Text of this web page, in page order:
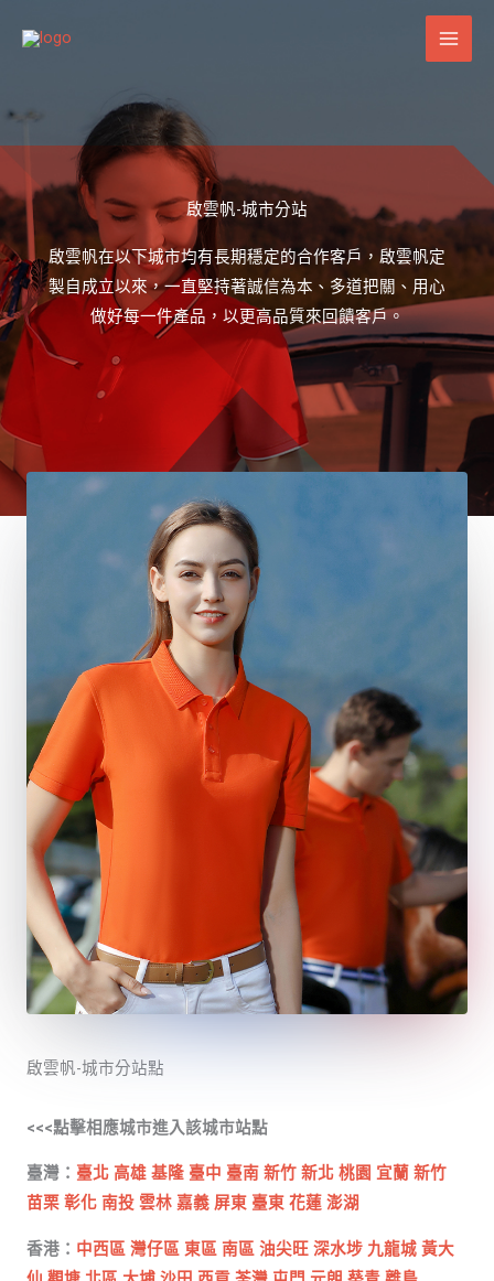
啟雲帆-城市分站
啟雲帆在以下城市均有長期穩定的合作客戶，啟雲帆定
製自成立以來，一直堅持著誠信為本、多道把關、用心
做好每一件產品，以更高品質來回饋客戶。
啟雲帆-城市分站點
<<<點擊相應城市進入該城市站點
臺灣： 臺北 高雄 基隆 臺中 臺南 新竹 新北 桃園 宜蘭 新竹
苗栗 彰化 南投 雲林 嘉義 屏東 臺東 花蓮 澎湖
香港： 中西區 灣仔區 東區 南區 油尖旺 深水埗 九龍城 黃大